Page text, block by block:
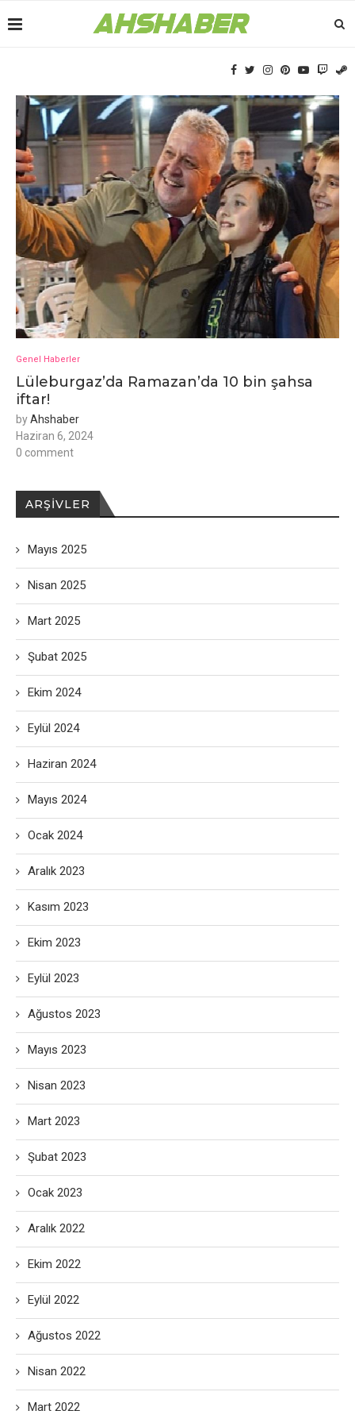
Genel Haberler
Lüleburgaz’da Ramazan’da 10 bin şahsa
iftar!
byAhshaber
Haziran 6, 2024
0 comment
ARŞIVLER
Mayıs 2025
Nisan 2025
Mart 2025
Şubat 2025
Ekim 2024
Eylül 2024
Haziran 2024
Mayıs 2024
Ocak 2024
Aralık 2023
Kasım 2023
Ekim 2023
Eylül 2023
Ağustos 2023
Mayıs 2023
Nisan 2023
Mart 2023
Şubat 2023
Ocak 2023
Aralık 2022
Ekim 2022
Eylül 2022
Ağustos 2022
Nisan 2022
Mart 2022